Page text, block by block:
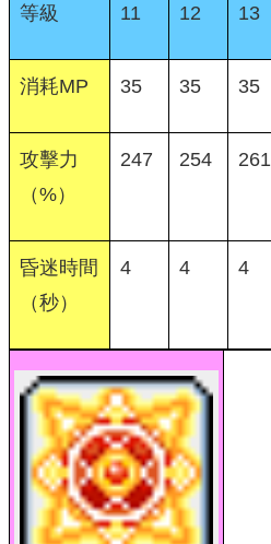
等級 11 12 13
消耗MP 35 35 35
攻擊力
（%）
247 254 261
昏迷時間
（秒）
4 4 4